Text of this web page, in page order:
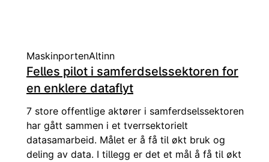
MaskinportenAltinn
Felles pilot i samferdselssektoren for
en enklere dataflyt
7 store offentlige aktører i samferdselssektoren
har gått sammen i et tverrsektorielt
datasamarbeid. Målet er å få til økt bruk og
deling av data. I tillegg er det et mål å få til økt